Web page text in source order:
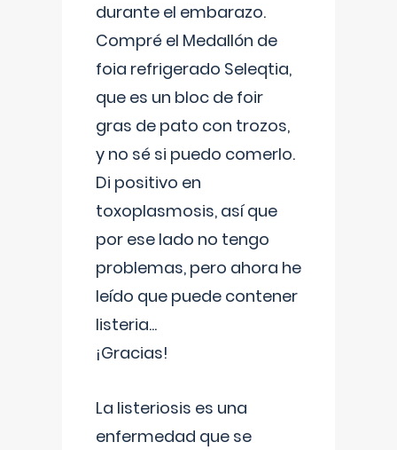
durante el embarazo.
Compré el Medallón de
foia refrigerado Seleqtia,
que es un bloc de foir
gras de pato con trozos,
y no sé si puedo comerlo.
Di positivo en
toxoplasmosis, así que
por ese lado no tengo
problemas, pero ahora he
leído que puede contener
listeria...
¡Gracias!
La listeriosis es una
enfermedad que se